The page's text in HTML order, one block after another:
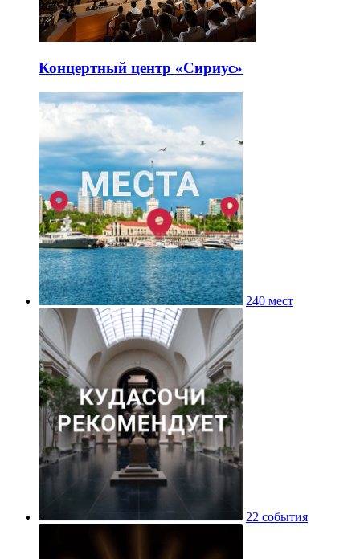
Концертный центр «Сириус»
240 мест
22 события